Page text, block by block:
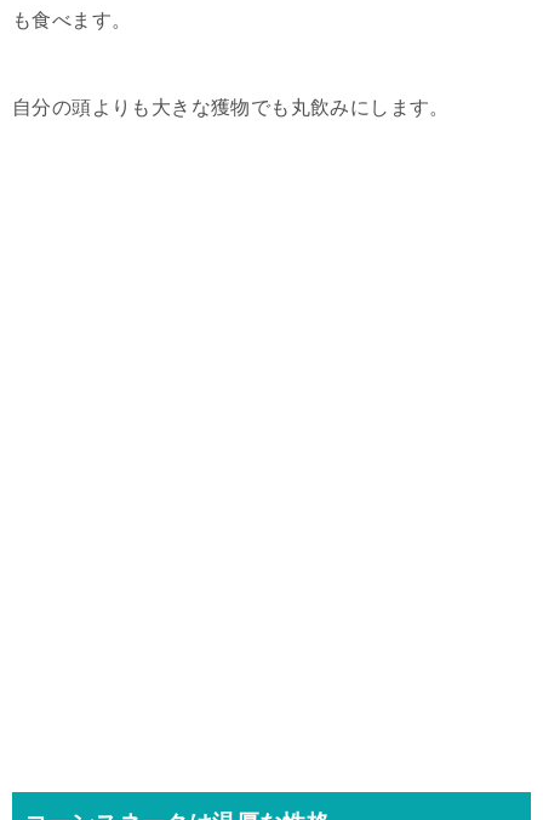
も食べます。
自分の頭よりも大きな獲物でも丸飲みにします。